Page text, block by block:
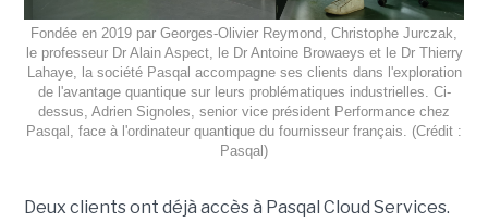
Fondée en 2019 par Georges-Olivier Reymond, Christophe Jurczak,
le professeur Dr Alain Aspect, le Dr Antoine Browaeys et le Dr Thierry
Lahaye, la société Pasqal accompagne ses clients dans l'exploration
de l'avantage quantique sur leurs problématiques industrielles. Ci-
dessus, Adrien Signoles, senior vice président Performance chez
Pasqal, face à l'ordinateur quantique du fournisseur français. (Crédit :
Pasqal)
Deux clients ont déjà accès à Pasqal Cloud Services.